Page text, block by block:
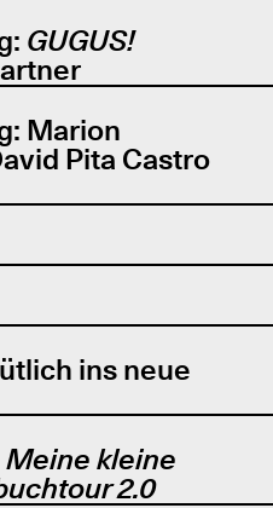
GUGUS!
Marion
Pita Castro
ins neue
Meine kleine
2.0